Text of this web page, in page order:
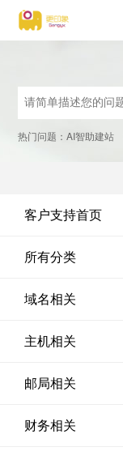
热门问题：AI智助建站
客户支持首页
所有分类
域名相关
主机相关
邮局相关
财务相关